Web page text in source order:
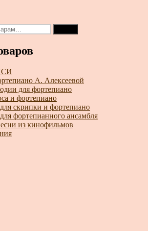
А. Алексеевой
для фортепиано
и фортепиано
скрипки и фортепиано
фортепианного ансамбля
из кинофильмов